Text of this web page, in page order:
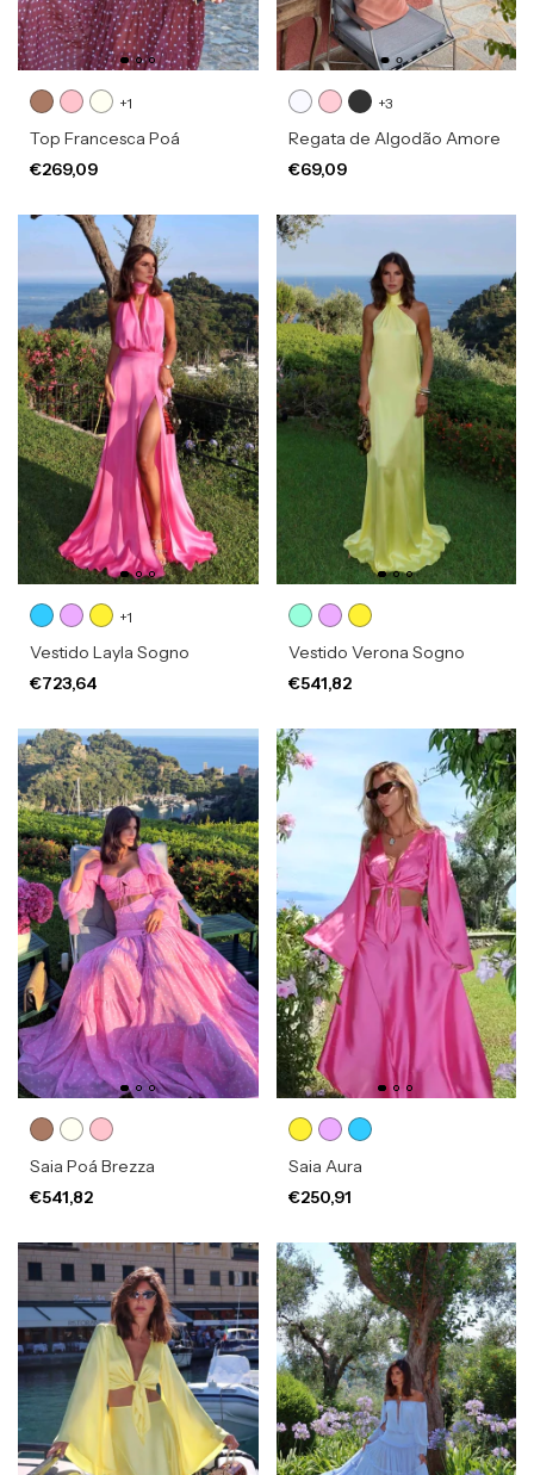
+1
Top Francesca Poá
€269,09
+3
Regata de Algodão Amore
€69,09
+1
Vestido Layla Sogno
€723,64
Vestido Verona Sogno
€541,82
Saia Poá Brezza
€541,82
Saia Aura
€250,91